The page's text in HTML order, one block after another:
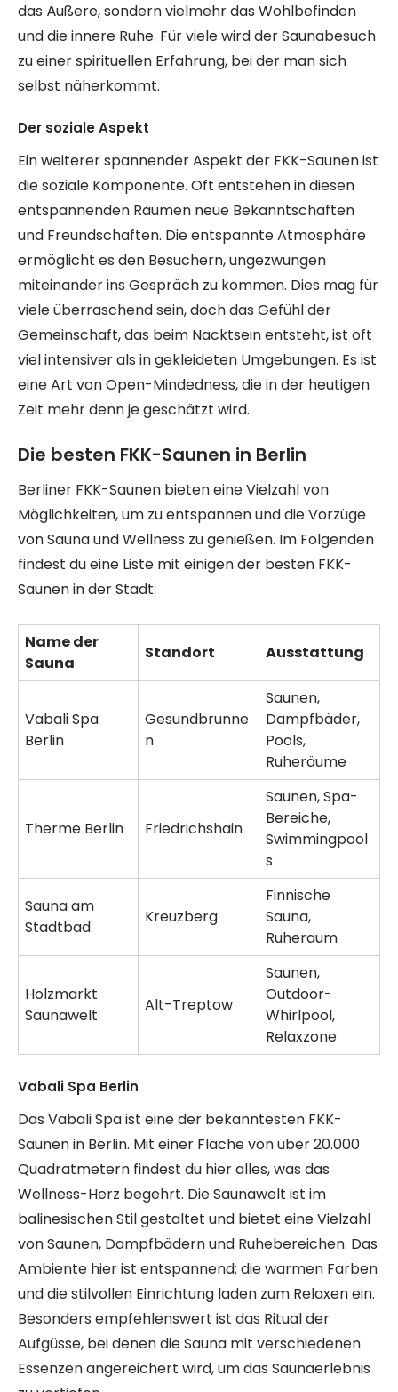
das Äußere, sondern vielmehr das Wohlbefinden
und die innere Ruhe. Für viele wird der Saunabesuch
zu einer spirituellen Erfahrung, bei der man sich
selbst näherkommt.
Der soziale Aspekt
Ein weiterer spannender Aspekt der FKK-Saunen ist
die soziale Komponente. Oft entstehen in diesen
entspannenden Räumen neue Bekanntschaften
und Freundschaften. Die entspannte Atmosphäre
ermöglicht es den Besuchern, ungezwungen
miteinander ins Gespräch zu kommen. Dies mag für
viele überraschend sein, doch das Gefühl der
Gemeinschaft, das beim Nacktsein entsteht, ist oft
viel intensiver als in gekleideten Umgebungen. Es ist
eine Art von Open-Mindedness, die in der heutigen
Zeit mehr denn je geschätzt wird.
Die besten FKK-Saunen in Berlin
Berliner FKK-Saunen bieten eine Vielzahl von
Möglichkeiten, um zu entspannen und die Vorzüge
von Sauna und Wellness zu genießen. Im Folgenden
findest du eine Liste mit einigen der besten FKK-
Saunen in der Stadt:
Name der
Sauna
Standort Ausstattung
Vabali Spa
Berlin
Gesundbrunne
n
Saunen,
Dampfbäder,
Pools,
Ruheräume
Therme Berlin Friedrichshain
Saunen, Spa-
Bereiche,
Swimmingpool
s
Sauna am
Stadtbad
Kreuzberg
Finnische
Sauna,
Ruheraum
Holzmarkt
Saunawelt
Alt-Treptow
Saunen,
Outdoor-
Whirlpool,
Relaxzone
Vabali Spa Berlin
Das Vabali Spa ist eine der bekanntesten FKK-
Saunen in Berlin. Mit einer Fläche von über 20.000
Quadratmetern findest du hier alles, was das
Wellness-Herz begehrt. Die Saunawelt ist im
balinesischen Stil gestaltet und bietet eine Vielzahl
von Saunen, Dampfbädern und Ruhebereichen. Das
Ambiente hier ist entspannend; die warmen Farben
und die stilvollen Einrichtung laden zum Relaxen ein.
Besonders empfehlenswert ist das Ritual der
Aufgüsse, bei denen die Sauna mit verschiedenen
Essenzen angereichert wird, um das Saunaerlebnis